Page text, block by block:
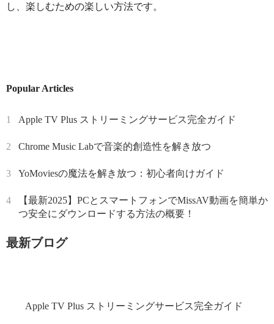
し、楽しむための楽しい方法です。
Popular Articles
1 Apple TV Plus ストリーミングサービス完全ガイド
2 Chrome Music Labで音楽的創造性を解き放つ
3 YoMoviesの魔法を解き放つ：初心者向けガイド
4
【最新2025】PCとスマートフォンでMissAV動画を簡単か
つ安全にダウンロードする方法の概要！
最新ブログ
Apple TV Plus ストリーミングサービス完全ガイド